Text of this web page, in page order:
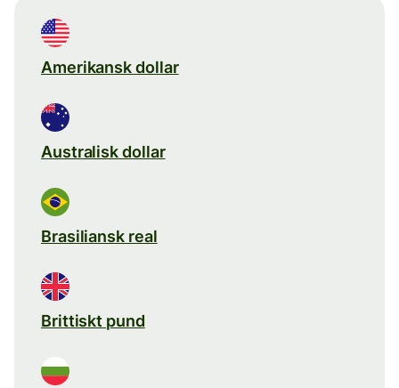
Amerikansk dollar
Australisk dollar
Brasiliansk real
Brittiskt pund